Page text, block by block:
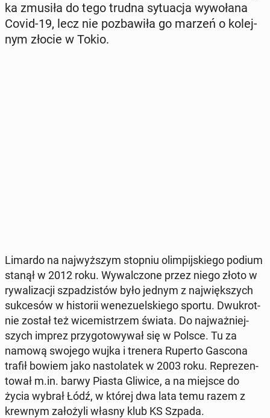
ka zmusiła do tego trudna sy­tu­acja wy­wo­ła­na
Covid-19, lecz nie po­zba­wi­ła go marzeń o ko­lej­
nym złocie w Tokio.
Limardo na naj­wyż­szym stopniu olim­pij­skie­go podium
stanął w 2012 roku. Wy­wal­czo­ne przez niego złoto w
ry­wa­li­za­cji szpa­dzi­stów było jednym z naj­więk­szych
suk­ce­sów w hi­sto­rii we­ne­zu­el­skie­go sportu. Dwu­krot­
nie został też wi­ce­mi­strzem świata. Do naj­waż­niej­
szych imprez przy­go­to­wy­wał się w Polsce. Tu za
namową swojego wujka i trenera Ruperto Gascona
trafił bowiem jako na­sto­la­tek w 2003 roku. Re­pre­zen­
to­wał m.in. barwy Piasta Gliwice, a na miejsce do
życia wybrał Łódź, w której dwa lata temu razem z
krewnym za­ło­ży­li własny klub KS Szpada.